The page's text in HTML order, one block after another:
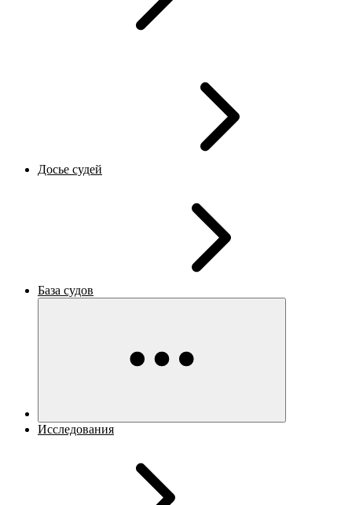
Досье судей
База судов
Исследования